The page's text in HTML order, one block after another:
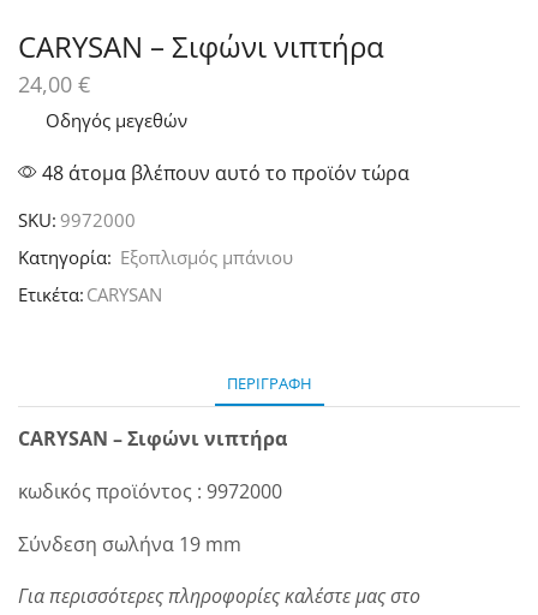
CARYSAN – Σιφώνι νιπτήρα
24,00 €
Οδηγός μεγεθών
48 άτομα βλέπουν αυτό το προϊόν τώρα
SKU: 9972000
Κατηγορία: Εξοπλισμός μπάνιου
Ετικέτα: CARYSAN
ΠΕΡΙΓΡΑΦΉ
CARYSAN – Σιφώνι νιπτήρα
κωδικός προϊόντος : 9972000
Σύνδεση σωλήνα 19 mm
Για περισσότερες πληροφορίες καλέστε μας στο